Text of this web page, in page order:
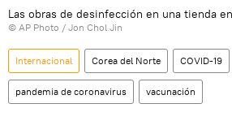
Las obras de desinfección en una tienda
© AP Photo / Jon Chol Jin
Internacional Corea del Norte COVID-19
pandemia de coronavirus vacunación